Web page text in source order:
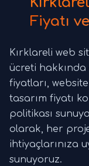
Fiyatı
Kırklareli web
ücreti hakkında
fiyatları,
tasarım fiyatı
politikası
olarak, her
ihtiyaçlarınıza
sunuyoruz.